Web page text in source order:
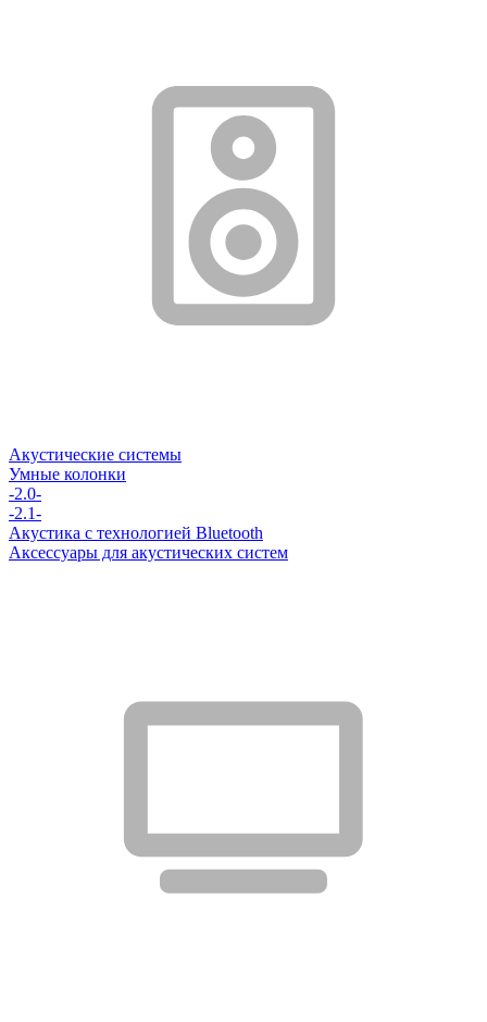
Акустические системы
Умные колонки
-2.0-
-2.1-
Акустика с технологией Bluetooth
Аксессуары для акустических систем